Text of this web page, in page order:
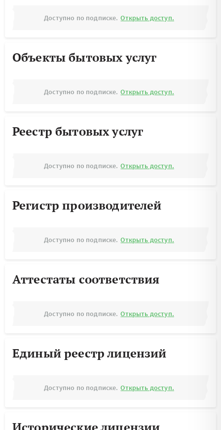
Доступно по подписке. Открыть доступ.
Объекты бытовых услуг
Доступно по подписке. Открыть доступ.
Реестр бытовых услуг
Доступно по подписке. Открыть доступ.
Регистр производителей
Доступно по подписке. Открыть доступ.
Аттестаты соответствия
Доступно по подписке. Открыть доступ.
Единый реестр лицензий
Доступно по подписке. Открыть доступ.